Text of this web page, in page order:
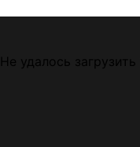
Не удалось загрузить